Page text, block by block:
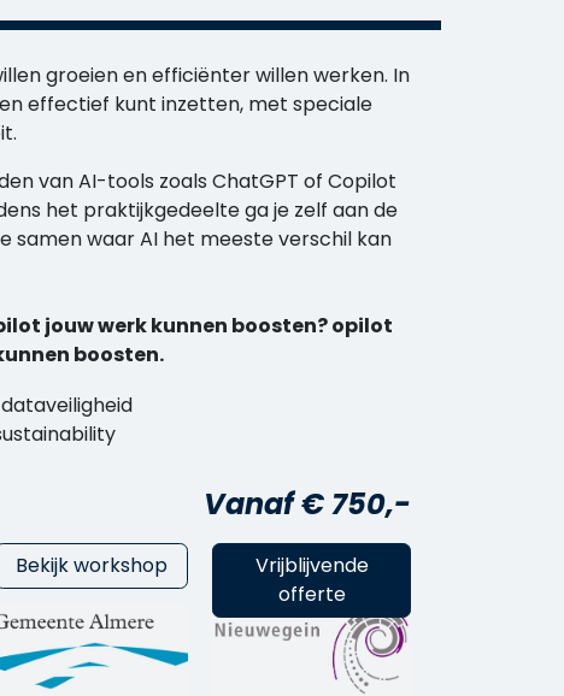
groeien en efficiënter willen werken. In
effectief kunt inzetten, met speciale
van AI-tools zoals ChatGPT of Copilot
het praktijkgedeelte ga je zelf aan de
samen waar AI het meeste verschil kan
jouw werk kunnen boosten? opilot
boosten.
Vanaf € 750,-
Vrijblijvende
offerte
Bekijk workshop